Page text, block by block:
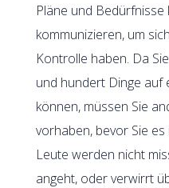
Pläne und Bedürfnisse
kommunizieren, um
Kontrolle haben. Da
und hundert Dinge auf
können, müssen Sie
vorhaben, bevor Sie
Leute werden nicht
angeht, oder verwirrt